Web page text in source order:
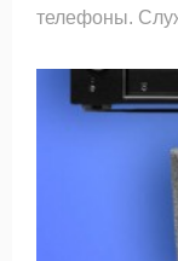
телефоны.
Соединенных
используя